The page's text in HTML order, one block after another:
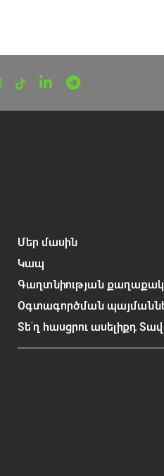
Մեր մասին
Կապ
Գաղտնիության
Օգտագործման
Տե՛ղ հասցրու ասելիքդ